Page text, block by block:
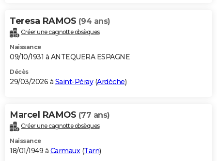
Teresa RAMOS (94 ans)
Créer une cagnotte obsèques
Naissance
09/10/1931 à ANTEQUERA ESPAGNE
Décès
29/03/2026 à Saint-Péray(Ardèche)
Marcel RAMOS (77 ans)
Créer une cagnotte obsèques
Naissance
18/01/1949 à Carmaux(Tarn)